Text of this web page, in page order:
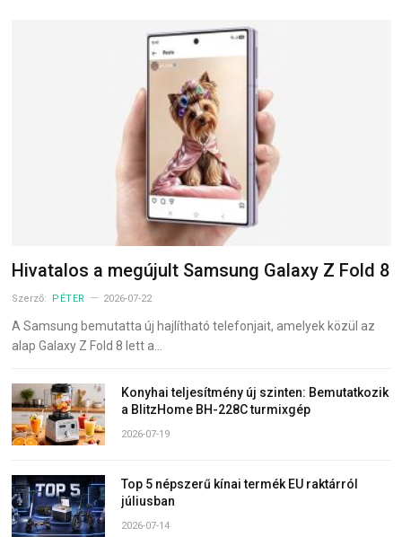
Hivatalos a megújult Samsung Galaxy Z Fold 8
Szerző: PÉTER 2026-07-22
A Samsung bemutatta új hajlítható telefonjait, amelyek közül az
alap Galaxy Z Fold 8 lett a…
Konyhai teljesítmény új szinten: Bemutatkozik
a BlitzHome BH-228C turmixgép
2026-07-19
Top 5 népszerű kínai termék EU raktárról
júliusban
2026-07-14